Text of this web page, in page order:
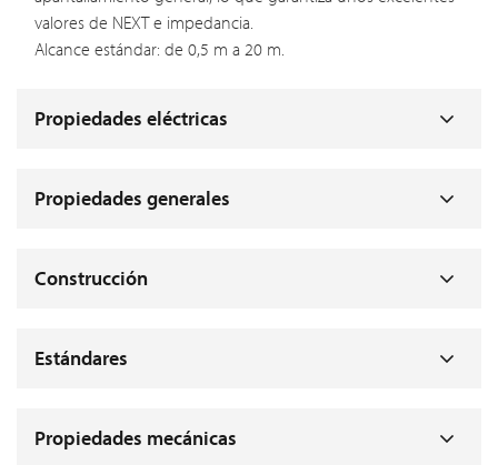
valores de NEXT e impedancia.
Alcance estándar: de 0,5 m a 20 m.
Propiedades eléctricas
Propiedades generales
Construcción
Estándares
Propiedades mecánicas